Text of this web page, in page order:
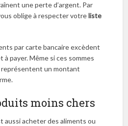
une perte d’argent. Par
oblige à respecter votreliste
par carte bancaire excèdent
payer. Même si ces sommes
représentent un montant
moins chers
aussi acheter des aliments ou